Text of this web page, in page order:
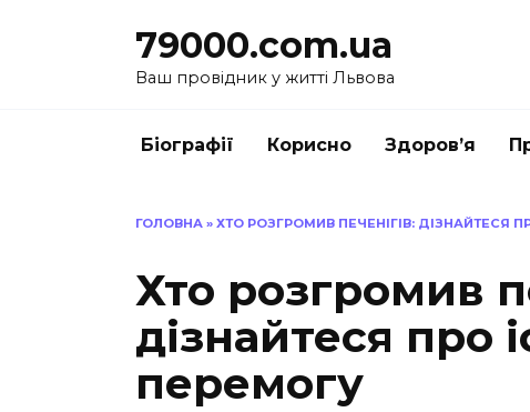
79000.com.ua
Ваш провідник у житті Львова
Біографії Корисно Здоров’я
ГОЛОВНА » ХТО РОЗГРОМИВ ПЕЧЕНІГІВ: ДІЗНАЙТЕСЯ
Хто розгромив
дізнайтеся про
перемогу